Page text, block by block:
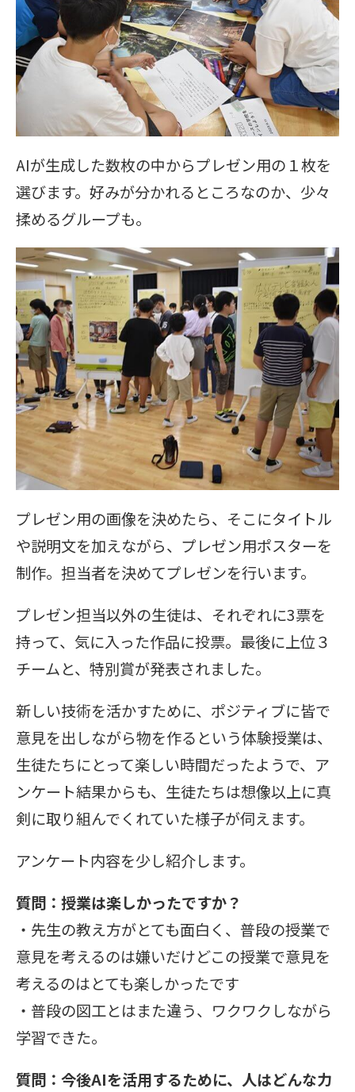
AIが生成した数枚の中からプレゼン用の１枚を
選びます。好みが分かれるところなのか、少々
揉めるグループも。
プレゼン用の画像を決めたら、そこにタイトル
や説明文を加えながら、プレゼン用ポスターを
制作。担当者を決めてプレゼンを行います。
プレゼン担当以外の生徒は、それぞれに3票を
持って、気に入った作品に投票。最後に上位３
チームと、特別賞が発表されました。
新しい技術を活かすために、ポジティブに皆で
意見を出しながら物を作るという体験授業は、
生徒たちにとって楽しい時間だったようで、ア
ンケート結果からも、生徒たちは想像以上に真
剣に取り組んでくれていた様子が伺えます。
アンケート内容を少し紹介します。
質問：授業は楽しかったですか？
・先生の教え方がとても面白く、普段の授業で
意見を考えるのは嫌いだけどこの授業で意見を
考えるのはとても楽しかったです
・普段の図工とはまた違う、ワクワクしながら
学習できた。
質問：今後AIを活用するために、人はどんな力